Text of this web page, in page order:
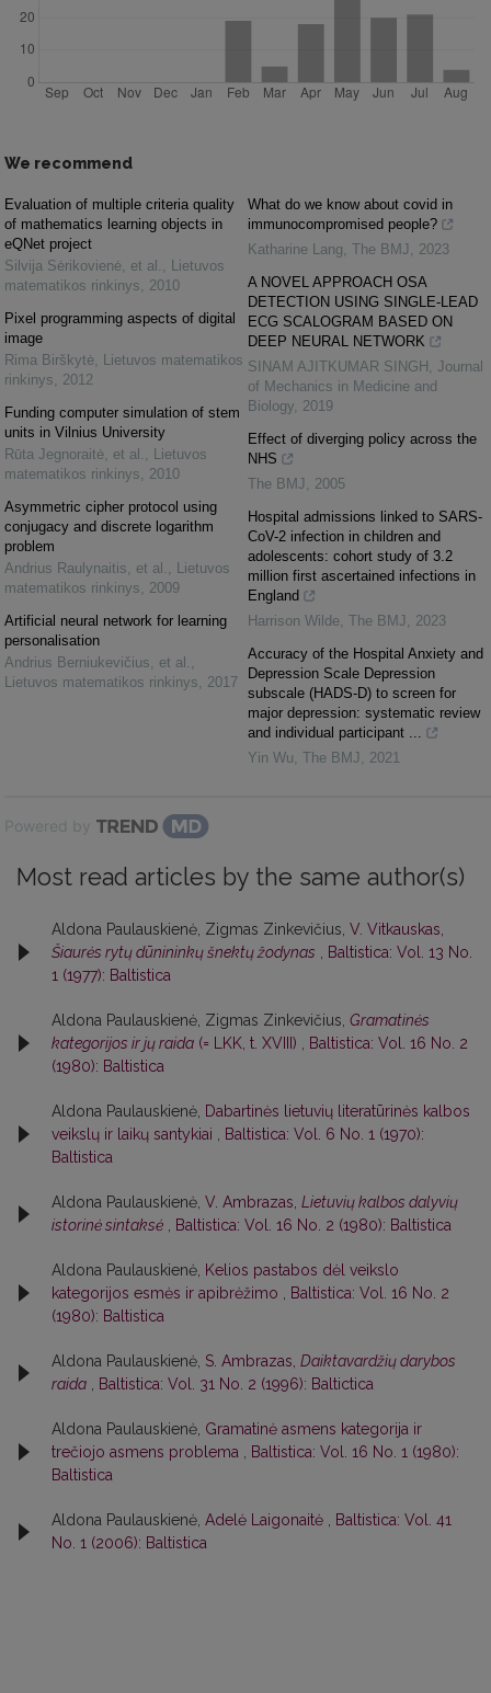
We recommend
Evaluation of multiple criteria quality
of mathematics learning objects in
eQNet project
Silvija Sėrikovienė, et al.
Lietuvos
matematikos rinkinys
2010
Pixel programming aspects of digital
image
Rima Birškytė Lietuvos matematikos
rinkinys
2012
Funding computer simulation of stem
units in Vilnius University
Rūta Jegnoraitė, et al.
Lietuvos
matematikos rinkinys
2010
Asymmetric cipher protocol using
conjugacy and discrete logarithm
problem
Andrius Raulynaitis, et al.
Lietuvos
matematikos rinkinys
2009
Artificial neural network for learning
personalisation
Andrius Berniukevičius, et al.
Lietuvos matematikos rinkinys
2017
What do we know about covid in
immunocompromised people?
Katharine Lang The BMJ
2023
A NOVEL APPROACH OSA
DETECTION USING SINGLE-LEAD
ECG SCALOGRAM BASED ON
DEEP NEURAL NETWORK
SINAM AJITKUMAR SINGH Journal
of Mechanics in Medicine and
Biology 2019
Effect of diverging policy across the
NHS
The BMJ
2005
Hospital admissions linked to SARS-
CoV-2 infection in children and
adolescents: cohort study of 3.2
million first ascertained infections in
England
Harrison Wilde The BMJ
2023
Accuracy of the Hospital Anxiety and
Depression Scale Depression
subscale (HADS-D) to screen for
major depression: systematic review
and individual participant ...
Yin Wu The BMJ 2021
Powered by
Most read articles by the same author(s)
Aldona Paulauskienė, Zigmas Zinkevičius, V. Vitkauskas,
Šiaurės rytų dūnininkų šnektų žodynas
Baltistica: Vol. 13 No.
1 (1977): Baltistica
Aldona Paulauskienė, Zigmas Zinkevičius, Gramatinės
kategorijos ir jų raida (= LKK, t. XVIII)
Baltistica: Vol. 16 No. 2
(1980): Baltistica
Aldona Paulauskienė, Dabartinės lietuvių literatūrinės kalbos
veikslų ir laikų santykiai
Baltistica: Vol. 6 No. 1 (1970):
Baltistica
Aldona Paulauskienė, V. Ambrazas, Lietuvių kalbos dalyvių
istorinė sintaksė
Baltistica: Vol. 16 No. 2 (1980): Baltistica
Aldona Paulauskienė, Kelios pastabos dėl veikslo
kategorijos esmės ir apibrėžimo
Baltistica: Vol. 16 No. 2
(1980): Baltistica
Aldona Paulauskienė, S. Ambrazas, Daiktavardžių darybos
raida
Baltistica: Vol. 31 No. 2 (1996): Baltictica
Aldona Paulauskienė, Gramatinė asmens kategorija ir
trečiojo asmens problema
Baltistica: Vol. 16 No. 1 (1980):
Baltistica
Aldona Paulauskienė, Adelė Laigonaitė
Baltistica: Vol. 41
No. 1 (2006): Baltistica